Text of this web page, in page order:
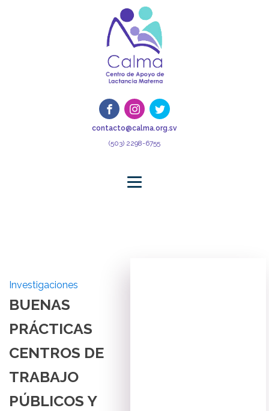
contacto@calma.org.sv
(503) 2298-6755
Investigaciones
BUENAS
PRÁCTICAS
CENTROS DE
TRABAJO
PÚBLICOS Y